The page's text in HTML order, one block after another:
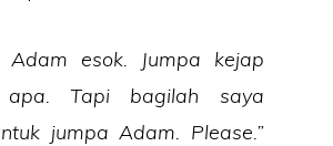
Adam esok. Jumpa kejap
Tapi bagilah saya
jumpa Adam. Please.”